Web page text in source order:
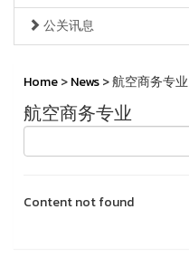
公关讯息
Home>News> 航空商务专业
航空商务专业
Content not found